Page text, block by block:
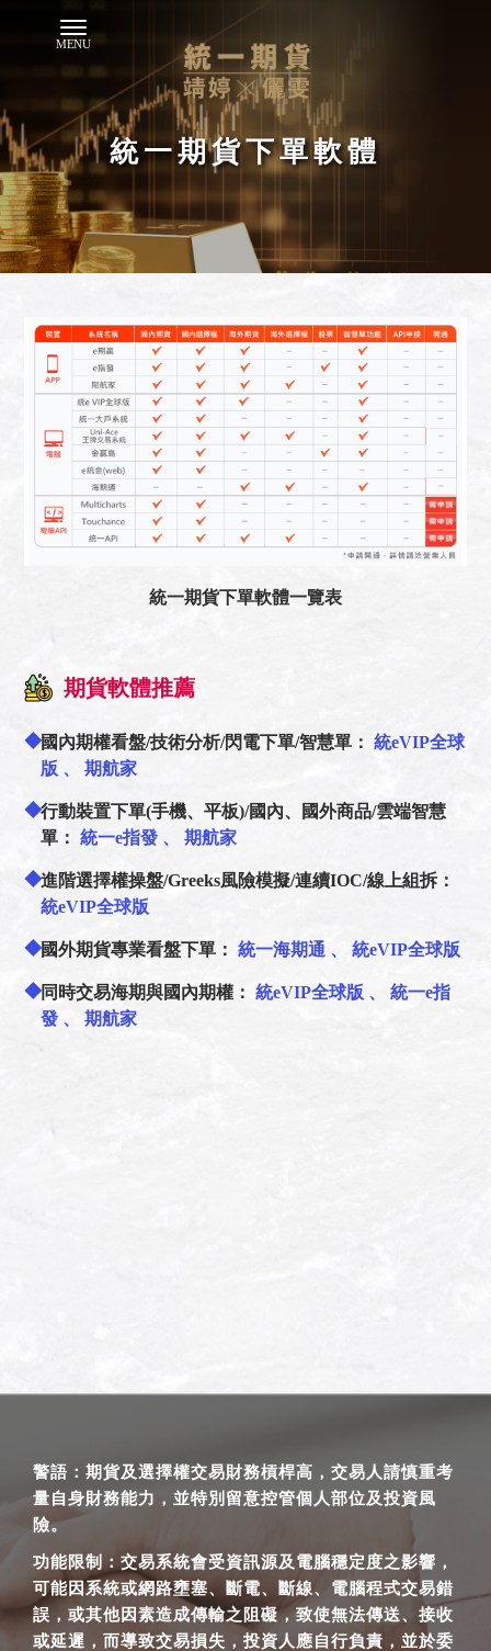
統一期貨下單軟體
統一期貨下單軟體一覽表
期貨軟體推薦
國內期權看盤/技術分析/閃電下單/智慧單：統eVIP全球
版 、 期航家
行動裝置下單(手機、平板)/國內、國外商品/雲端智慧
單：統一e指發 、 期航家
進階選擇權操盤/Greeks風險模擬/連續IOC/線上組拆：
統eVIP全球版
國外期貨專業看盤下單：統一海期通 、 統eVIP全球版
同時交易海期與國內期權：統eVIP全球版 、
統一e指
發 、 期航家
警語：期貨及選擇權交易財務槓桿高，交易人請慎重考
量自身財務能力，並特別留意控管個人部位及投資風
險。
功能限制：交易系統會受資訊源及電腦穩定度之影響，
可能因系統或網路壅塞、斷電、斷線、電腦程式交易錯
誤，或其他因素造成傳輸之阻礙，致使無法傳送、接收
或延遲，而導致交易損失，投資人應自行負責，並於委